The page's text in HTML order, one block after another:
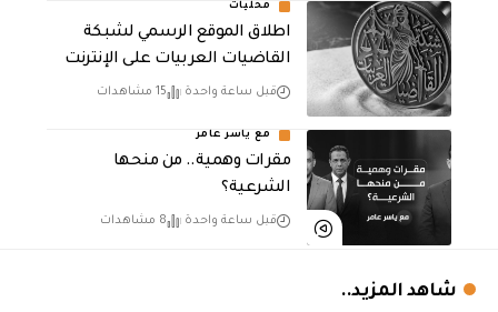
محليات
اطلاق الموقع الرسمي لشبكة
القاضيات العربيات على الإنترنت
قبل ساعة واحدة 15 مشاهدات
مع ياسر عامر
مقرات وهمية.. من منحها
الشرعية؟
قبل ساعة واحدة 8 مشاهدات
شاهد المزيد..